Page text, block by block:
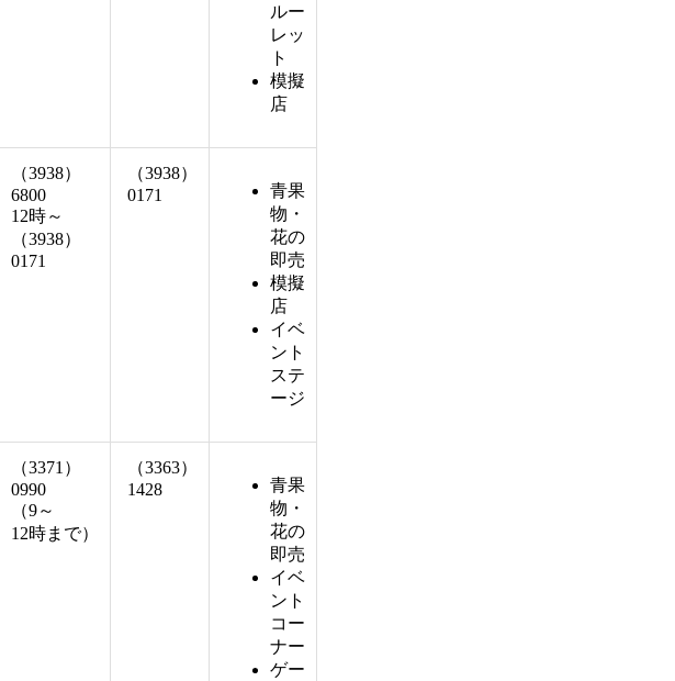
ルー
レッ
ト
模擬
店
（3938）
6800
12時～
（3938）
0171
（3938）
0171
青果
物・
花の
即売
模擬
店
イベ
ント
ステ
ージ
（3371）
0990
（9～
12時まで）
（3363）
1428
青果
物・
花の
即売
イベ
ント
コー
ナー
ゲー